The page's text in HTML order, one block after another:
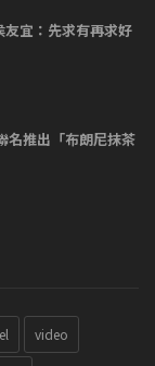
宜：先求有再求好
名推出「布朗尼抹茶
video